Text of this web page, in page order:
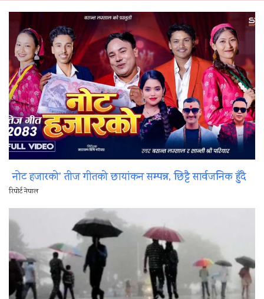
नोट हजारको’ तीज गीतको छायांकन सम्पन्न, छिट्टै सार्वजनिक हुँदै
रिपोर्ट नेपाल